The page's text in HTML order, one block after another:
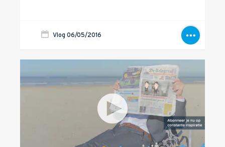
Vlog 06/05/2016